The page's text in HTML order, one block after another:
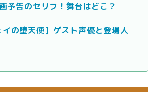
予告のセリフ！舞台はどこ？
イの堕天使】ゲスト声優と登場人